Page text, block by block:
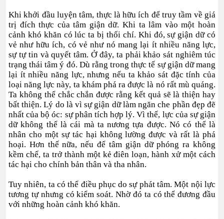
Khi khởi đầu luyện tâm, thực là hữu ích để truy tầm về giá
trị đích thực của tâm giận dữ. Khi ta lâm vào một hoàn
cảnh khó khăn có lúc ta bị thối chí. Khi đó, sự giận dữ có
vẻ như hữu ích, có vẻ như nó mang lại ít nhiều năng lực,
sự tự tin và quyết tâm. Ở đây, ta phải khảo sát nghiêm túc
trạng thái tâm ý đó. Dù rằng trong thực tế sự giận dữ mang
lại ít nhiều năng lực, nhưng nếu ta khảo sát đặc tính của
loại năng lực này, ta khám phá ra được là nó rất mù quáng.
Ta không thể chắc chắn được rằng kết quả sẽ là thiện hay
bất thiện. Lý do là vì sự giận dữ làm ngăn che phần đẹp đẽ
nhất của bộ óc: sự phân tích hợp lý. Vì thế, lực của sự giận
dữ không thể là cái mà ta nương tựa được. Nó có thể là
nhân cho một sự tác hại không lường được và rất là phá
hoại. Hơn thế nữa, nếu để tâm giận dữ phóng ra không
kềm chế, ta trở thành một kẻ điên loạn, hành xử một cách
tác hại cho chính bản thân và tha nhân.
Tuy nhiên, ta có thể điều phục do sự phát tâm. Một nội lực
tương tự nhưng có kiểm soát. Nhờ đó ta có thể đương đầu
với những hoàn cảnh khó khăn.